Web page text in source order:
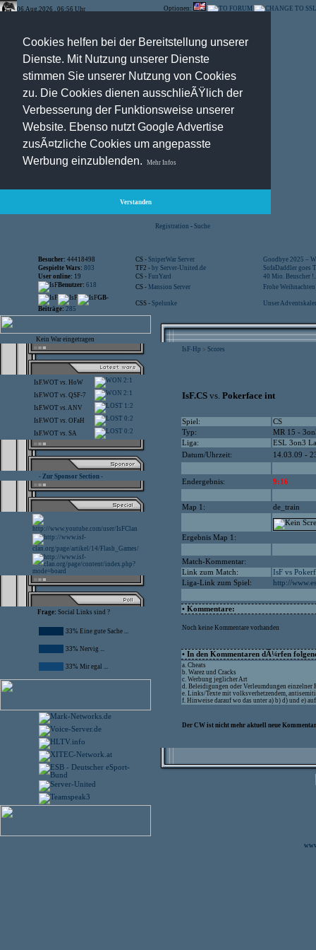
Cookies helfen bei der Bereitstellung unserer
Dienste. Mit Nutzung unserer Dienste
stimmen Sie unserer Nutzung von Cookies
zu. Die Cookies dienen ausschlieÃŸlich der
Verbesserung der Funktionsweise unserer
Website. Ebenso nutzt Google Advertise
zusÃ¤tzliche Cookies um angepasste
Werbung einzublenden.
Mehr Infos
Verstanden
06.Aug.2026 , 06:56 Uhr Optionen:
Registration - Suche
Besucher: 44418498 CS - SniperWar Server
Goodbye 2025 –
Gespielte Wars: 803 TF2 - by Server-United.de
SofaDaddler goes
User online: 19 CS - FunYard
40 Mio. Beuscher
Benutzer: 618 CS - Mansion Server
Frohe
GB-
Beiträge: 285
CSS - Spelunke Unser
Kein War eingetragen
IsF.WOT vs. HoW 2:1
IsF.WOT vs. QSF-7 2:1
IsF.WOT vs.ANV 1:2
IsF.WOT vs. OFaH 0:2
IsF.WOT vs. SA 0:2
- Zur Sponsor Section -
Frage: Social Links sind ?
33% Eine gute Sache ...
33% Nervig ...
33% Mir egal ...
IsF-Hp > Scores
IsF.CS vs. Pokerface int
Spiel:
CS
Typ:
MR 15 -
Liga:
ESL 3on3
Datum/Uhrzeit:
14.03.09 -
Endergebnis: 9:16
Map 1: de_train
Ergebnis Map 1:
Match-Kommentar:
Link zum Match:
IsF vs
Liga-Link zum Spiel:
http://
• Kommentare:
Noch keine Kommentare vorhanden
• In den Kommentaren dÃ¼rfen
a. Cheats
b. Warez und Cracks
c. Werbung jeglicher Art
d. Beleidigungen oder Verleumdungen einzelner
e. Links/Texte mit volksverhetzendem,
f. Hinweise darauf wo das unter a) b) d) und e)
Der CW ist nicht mehr aktuell neue